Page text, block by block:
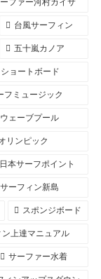
ファー河村カイサ
台風サーフィン
五十嵐カノア
ショートボード
フミュージック
ウェーブプール
リンピック
日本サーフポイント
サーフィン新島
スポンジボード
ン上達マニュアル
サーファー水着